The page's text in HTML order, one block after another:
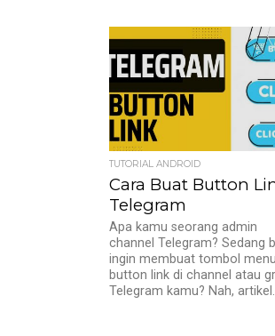
TUTORIAL ANDROID
Cara Buat Button
Telegram
Apa kamu seorang admin
channel Telegram? Sedang
ingin membuat tombol
button link di channel atau
Telegram kamu? Nah,